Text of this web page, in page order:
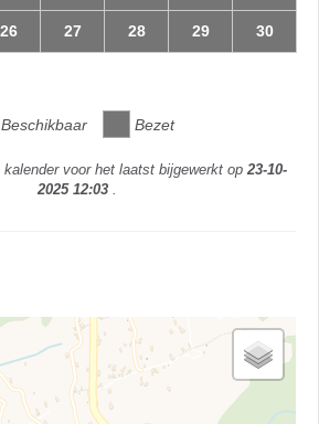
26 27 28 29 30
Beschikbaar Bezet
voor het laatst bijgewerkt op 23-10-
2025 12:03 .